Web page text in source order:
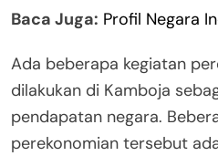
Baca Juga: Profil Negara
Ada beberapa kegiatan
dilakukan di Kamboja
pendapatan negara.
perekonomian tersebut